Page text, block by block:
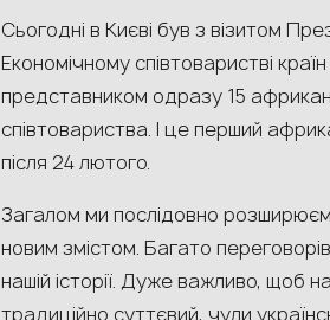
Сьогодні в Києві був з візитом
Економічному співтоваристві
представником одразу 15
співтовариства. І це перший
після 24 лютого.
Загалом ми послідовно
новим змістом. Багато
нашій історії. Дуже важливо, щоб
традиційно суттєвий, чули